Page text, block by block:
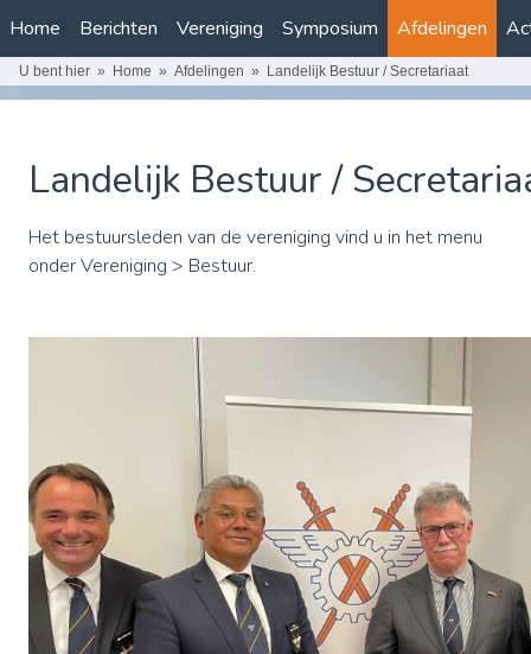
Home Berichten Vereniging Symposium Afdelingen
U bent hier Home Afdelingen Landelijk Bestuur / Secretariaat
Landelijk Bestuur /
Het bestuursleden van de vereniging vind u in het menu
onder Vereniging > Bestuur.